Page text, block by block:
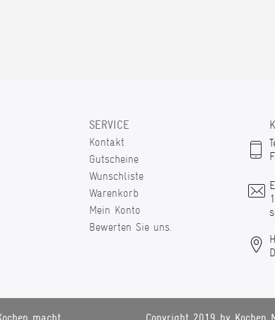
SERVICE
Kontakt
Gutscheine
Wunschliste
Warenkorb
Mein Konto
Bewerten Sie uns.